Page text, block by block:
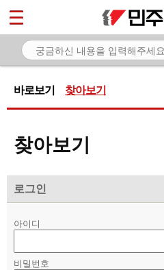
바로보기 찾아보기
찾아보기
로그인
아이디
비밀번호
마이페이지
소개
- 게시판 상담
- 권리찾기수첩 검색
- 바로보기
- 찾아보기
- 노동조합 가입 안내
- 전국 노동상담소 안내